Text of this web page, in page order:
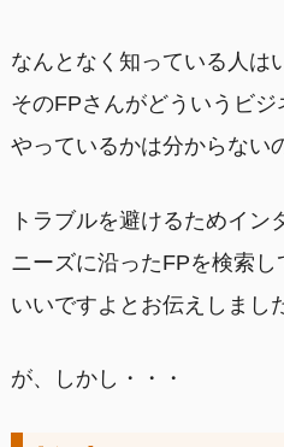
なんとなく知っている人は
そのFPさんがどういうビジ
やっているかは分からない
トラブルを避けるためイン
ニーズに沿ったFPを検索し
いいですよとお伝えしまし
が、しかし・・・